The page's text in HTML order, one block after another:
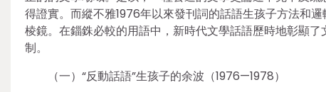
得證實。而縱不雅1976年以來發刊詞的話語生孩子方法和
棱鏡。在錙銖必較的用語中，新時代文學話語歷時地彰顯
制。
（一）“反動話語”生孩子的余波（1976—1978）